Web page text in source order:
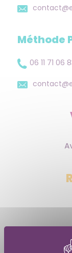
Méthode
06 11 71 06